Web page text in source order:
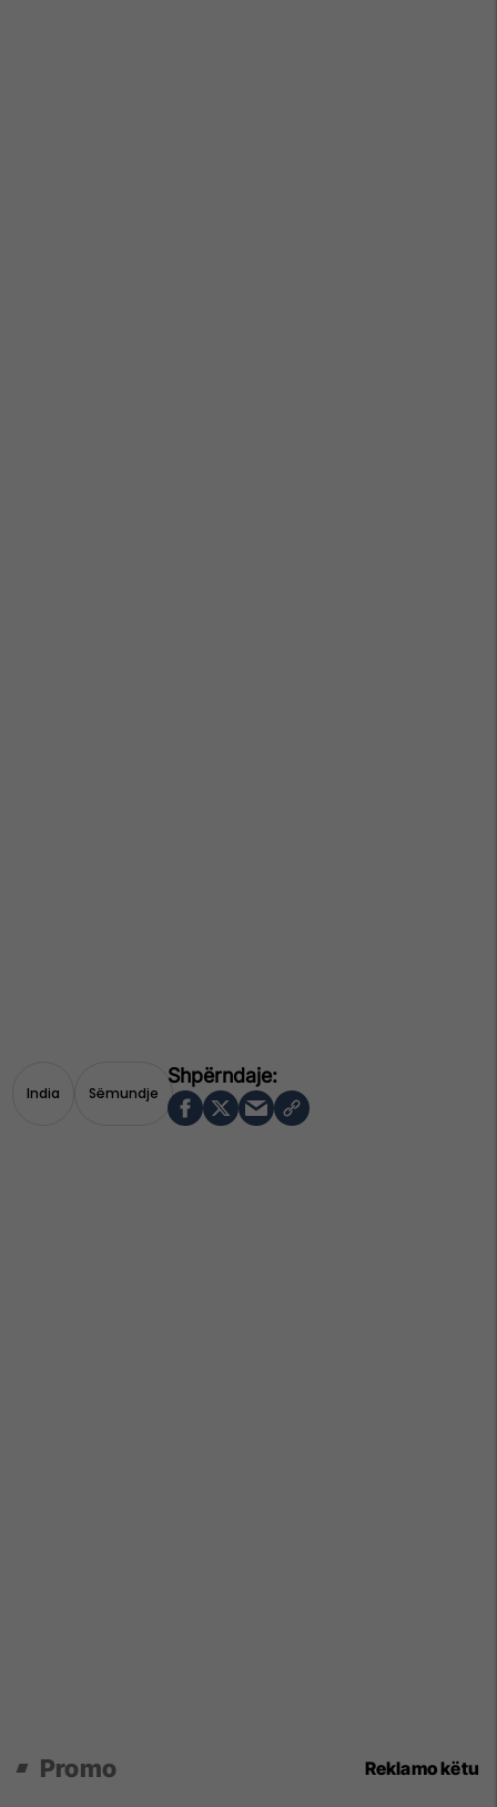
India Sëmundje
Promo Reklamo këtu